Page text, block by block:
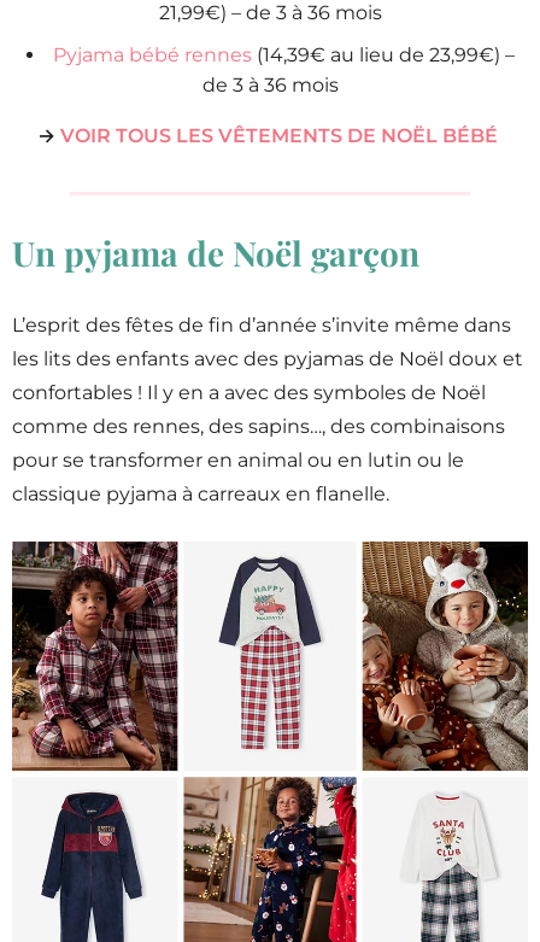
21,99€) – de 3 à 36 mois
Pyjama bébé rennes(14,39€ au lieu de 23,99€) –
de 3 à 36 mois
→ VOIR TOUS LES VÊTEMENTS DE NOËL BÉBÉ
Un pyjama de Noël garçon
L’esprit des fêtes de fin d’année s’invite même dans
les lits des enfants avec des pyjamas de Noël doux et
confortables ! Il y en a avec des symboles de Noël
comme des rennes, des sapins…, des combinaisons
pour se transformer en animal ou en lutin ou le
classique pyjama à carreaux en flanelle.